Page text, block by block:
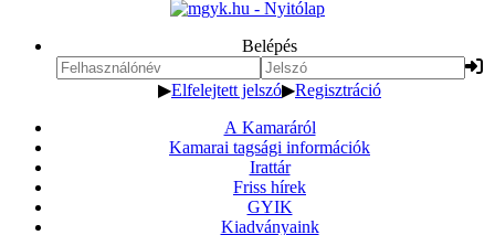
Belépés
▶Elfelejtett jelszó▶Regisztráció
A Kamaráról
Kamarai tagsági információk
Irattár
Friss hírek
GYIK
Kiadványaink